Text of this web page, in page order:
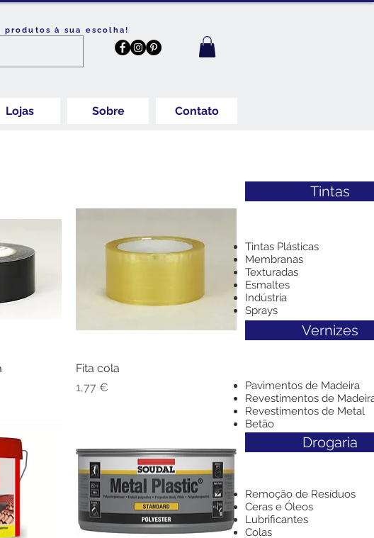
à sua escolha!
Lojas Sobre Contato
Visualização rápida
Fita cola
Preço
1,77 €
Tintas
Tintas Plásticas
Membranas
Texturadas
Esmaltes
Indústria
Sprays
Vernizes
Pavimentos de Madeira
Revestimentos de
Revestimentos de Metal
Betão
Drogaria
Remoção de Resíduos
Ceras e Óleos
Lubrificantes
Colas